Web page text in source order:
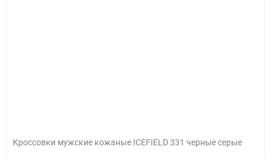
Кроссовки мужские кожаные ICEFIELD 331 черные серые